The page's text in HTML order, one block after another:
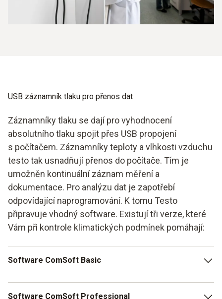
USB záznamník tlaku pro přenos dat
Záznamníky tlaku se dají pro vyhodnocení
absolutního tlaku spojit přes USB propojení
s počítačem. Záznamníky teploty a vlhkosti vzduchu
testo tak usnadňují přenos do počítače. Tím je
umožněn kontinuální záznam měření a
dokumentace. Pro analýzu dat je zapotřebí
odpovídající naprogramování. K tomu Testo
připravuje vhodný software. Existují tři verze, které
Vám při kontrole klimatických podmínek pomáhají:
Software ComSoft Basic
Software ComSoft Professional